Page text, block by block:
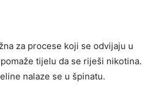
za procese koji se odvijaju u
tijelu da se riješi nikotina.
nalaze se u špinatu.